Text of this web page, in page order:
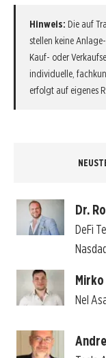
Hinweis: Die auf
stellen keine
Kauf- oder
individuelle,
erfolgt auf eigenes
Dr.
DeFi
Nel